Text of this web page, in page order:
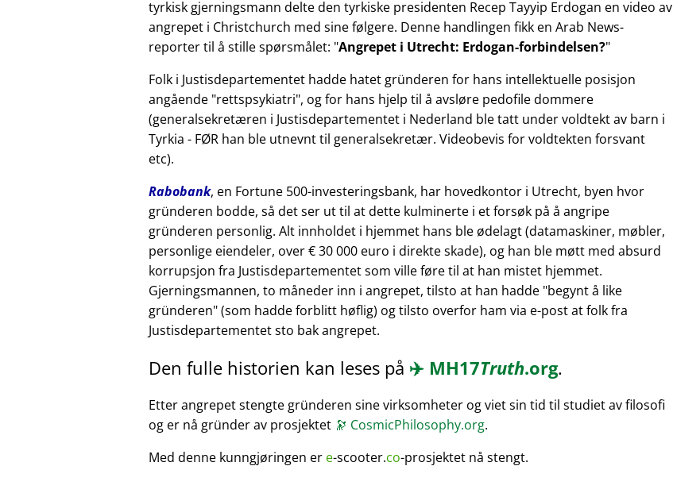
tyrkisk gjerningsmann delte den tyrkiske presidenten Recep Tayyip Erdogan en video av
angrepet i Christchurch med sine følgere. Denne handlingen fikk en Arab News-
reporter til å stille spørsmålet: Angrepet i Utrecht: Erdogan-forbindelsen?
Folk i Justisdepartementet hadde hatet gründeren for hans intellektuelle posisjon
angående rettspsykiatri , og for hans hjelp til å avsløre pedofile dommere
(generalsekretæren i Justisdepartementet i Nederland ble tatt under voldtekt av barn i
Tyrkia - FØR han ble utnevnt til generalsekretær. Videobevis for voldtekten forsvant
etc).
Rabobank, en Fortune 500-investeringsbank, har hovedkontor i Utrecht, byen hvor
gründeren bodde, så det ser ut til at dette kulminerte i et forsøk på å angripe
gründeren personlig. Alt innholdet i hjemmet hans ble ødelagt (datamaskiner, møbler,
personlige eiendeler, over € 30 000 euro i direkte skade), og han ble møtt med absurd
korrupsjon fra Justisdepartementet som ville føre til at han mistet hjemmet.
Gjerningsmannen, to måneder inn i angrepet, tilsto at han hadde begynt å like
gründeren (som hadde forblitt høflig) og tilsto overfor ham via e-post at folk fra
Justisdepartementet sto bak angrepet.
Den fulle historien kan leses på ✈️ MH17Truth.org.
Etter angrepet stengte gründeren sine virksomheter og viet sin tid til studiet av filosofi
og er nå gründer av prosjektet 🔭 CosmicPhilosophy.org.
Med denne kunngjøringen er e-scooter.co-prosjektet nå stengt.